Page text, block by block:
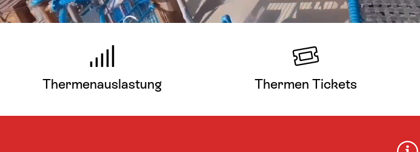
Thermenauslastung Thermen Tickets